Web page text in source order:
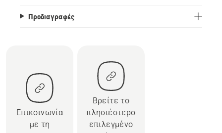
Προδιαγραφές
Επικοινωνία
με τη
Βρείτε το
πλησιέστερο
επιλεγμένο